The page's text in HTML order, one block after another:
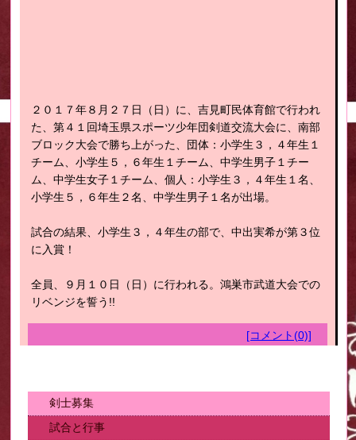
２０１７年８月２７日（日）に、吉見町民体育館で行われ
た、第４１回埼玉県スポーツ少年団剣道交流大会に、南部
ブロック大会で勝ち上がった、団体：小学生３，４年生１
チーム、小学生５，６年生１チーム、中学生男子１チー
ム、中学生女子１チーム、個人：小学生３，４年生１名、
小学生５，６年生２名、中学生男子１名が出場。
試合の結果、小学生３，４年生の部で、中出実希が第３位
に入賞！
全員、９月１０日（日）に行われる。鴻巣市武道大会での
リベンジを誓う!!
[コメント(0)]
剣士募集
試合と行事